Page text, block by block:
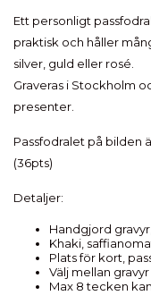
Ett personligt
praktisk och håller
silver, guld eller rosé.
Graveras i Stockholm
presenter.
Passfodralet på bilden
(36pts)
Detaljer:
Handgjord
Khaki,
Plats för kort,
Välj mellan
Max 8 tecken